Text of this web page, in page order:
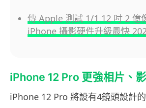
傳 Apple 測試 1/1.12 吋 2 億
iPhone 攝影硬件升級最快
iPhone 12 Pro 更強相片、
iPhone 12 Pro 將設有4鏡頭設計